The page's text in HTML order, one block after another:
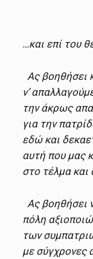
…και επί του
Ας βοηθήσει
ν’
την άκρως
για την
εδώ και
αυτή που μας
στο τέλμα και
Ας βοηθήσει
πόλη
των
με σύγχρονες